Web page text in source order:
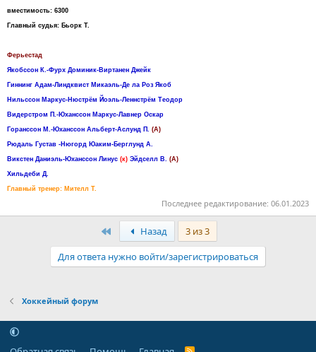
вместимость: 6300
Главный судья: Бьорк Т.
Ферьестад
Якобссон К.-Фурх Доминик-Виртанен Джейк
Гиннинг Адам-Линдквист Микаэль-Де ла Роз Якоб
Нильссон Маркус-Нюстрём Йоэль-Леннстрём Теодор
Видерстром П.-Юханссон Маркус-Лавнер Оскар
Горанссон М.-Юханссон Альберт-Аслунд П. (A)
Рюдаль Густав -Нюгорд Юаким-Берглунд А.
Викстен Даниэль-Юханссон Линус (к) Эйдселл В. (A)
Хильдеби Д.
Главный тренер: Мителл Т.
Последнее редактирование: 06.01.2023
ПервыйНазад
3 из 3
Для ответа нужно войти/зарегистрироваться
Хоккейный форум